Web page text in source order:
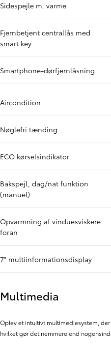
Sidespejle m. varme
Fjernbetjent centrallås med
smart key
Smartphone-dørfjernlåsning
Aircondition
Nøglefri tænding
ECO kørselsindikator
Bakspejl, dag/nat funktion
(manuel)
Opvarmning af vinduesviskere
foran
7" multiinformationsdisplay
Multimedia
Oplev et intuitivt multimediesystem,
hvilket gør det nemmere end